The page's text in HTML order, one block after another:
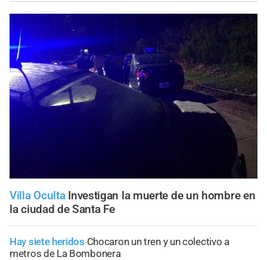
Villa Oculta Investigan la muerte de un hombre en
la ciudad de Santa Fe
Hay siete heridos Chocaron un tren y un colectivo a
metros de La Bombonera